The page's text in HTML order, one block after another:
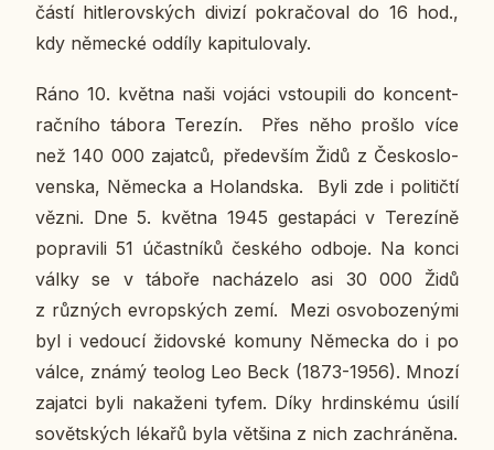
částí hit­le­rov­ských divizí po­kra­čo­val do 16 hod.,
kdy ně­mec­ké oddíly ka­pi­tu­lo­va­ly.
Ráno 10. května naši vojáci vstou­pi­li do kon­cen­t­
rač­ní­ho tábora Te­re­zín. Přes něho prošlo více
než 140 000 za­jat­ců, pře­de­vším Židů z Čes­ko­slo­
ven­ska, Ně­mec­ka a Ho­land­ska. Byli zde i po­li­tič­tí
vězni. Dne 5. května 1945 gesta­páci v Te­re­zí­ně
po­pra­vi­li 51 účast­ní­ků čes­ké­ho odboje. Na konci
války se v táboře na­chá­ze­lo asi 30 000 Židů
z růz­ných ev­rop­ských zemí. Mezi osvo­bo­ze­ný­mi
byl i ve­dou­cí ži­dov­ské komuny Ně­mec­ka do i po
válce, známý teolog Leo Beck (1873-1956). Mnozí
za­jat­ci byli na­ka­že­ni tyfem. Díky hr­din­ské­mu úsilí
so­vět­ských lékařů byla vět­ši­na z nich za­chrá­ně­na.